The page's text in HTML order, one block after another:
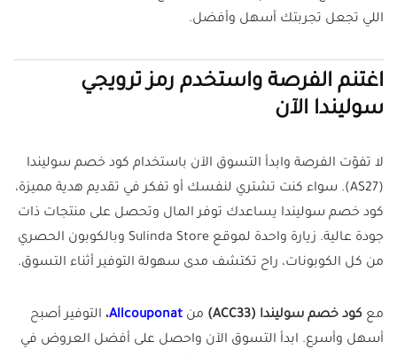
اللي تجعل تجربتك أسهل وأفضل.
اغتنم الفرصة واستخدم رمز ترويجي
سوليندا الآن
لا تفوّت الفرصة وابدأ التسوق الآن باستخدام كود خصم سوليندا
(AS27). سواء كنت تشتري لنفسك أو تفكر في تقديم هدية مميزة،
كود خصم سوليندا يساعدك توفر المال وتحصل على منتجات ذات
جودة عالية. زيارة واحدة لموقع Sulinda Store وبالكوبون الحصري
من كل الكوبونات، راح تكتشف مدى سهولة التوفير أثناء التسوق.
مع كود خصم سوليندا (ACC33) من Allcouponat، التوفير أصبح
أسهل وأسرع. ابدأ التسوق الآن واحصل على أفضل العروض في